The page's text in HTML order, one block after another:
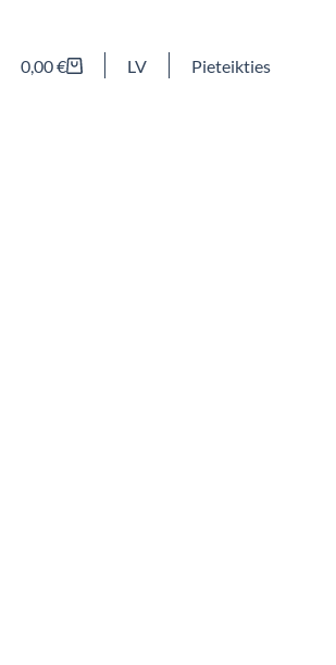
0,00€ LV Pieteikties